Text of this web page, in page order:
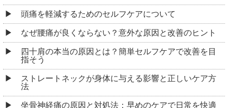
頭痛を軽減するためのセルフケアについて
なぜ腰痛が良くならない？意外な原因と改善のヒント
四十肩の本当の原因とは？簡単セルフケアで改善を目
指そう
ストレートネックが身体に与える影響と正しいケア方
法
坐骨神経痛の原因と対処法：早めのケアで日常を快適